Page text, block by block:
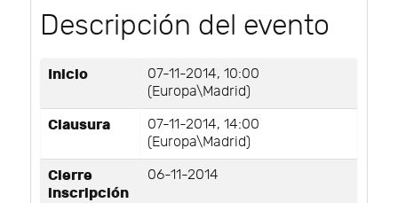
Descripción del evento
Inicio
07-11-2014, 10:00
(Europa\Madrid)
Clausura
07-11-2014, 14:00
(Europa\Madrid)
Cierre
inscripción
06-11-2014